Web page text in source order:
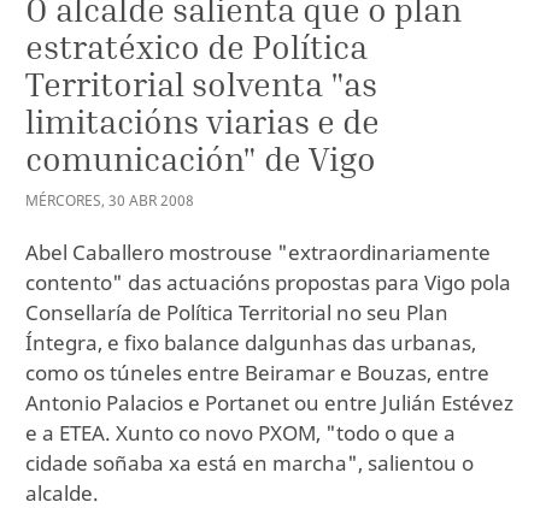
O alcalde salienta que o plan
estratéxico de Política
Territorial solventa "as
limitacións viarias e de
comunicación" de Vigo
MÉRCORES, 30 ABR2008
Abel Caballero mostrouse "extraordinariamente
contento" das actuacións propostas para Vigo pola
Consellaría de Política Territorial no seu Plan
Íntegra, e fixo balance dalgunhas das urbanas,
como os túneles entre Beiramar e Bouzas, entre
Antonio Palacios e Portanet ou entre Julián Estévez
e a ETEA. Xunto co novo PXOM, "todo o que a
cidade soñaba xa está en marcha", salientou o
alcalde.